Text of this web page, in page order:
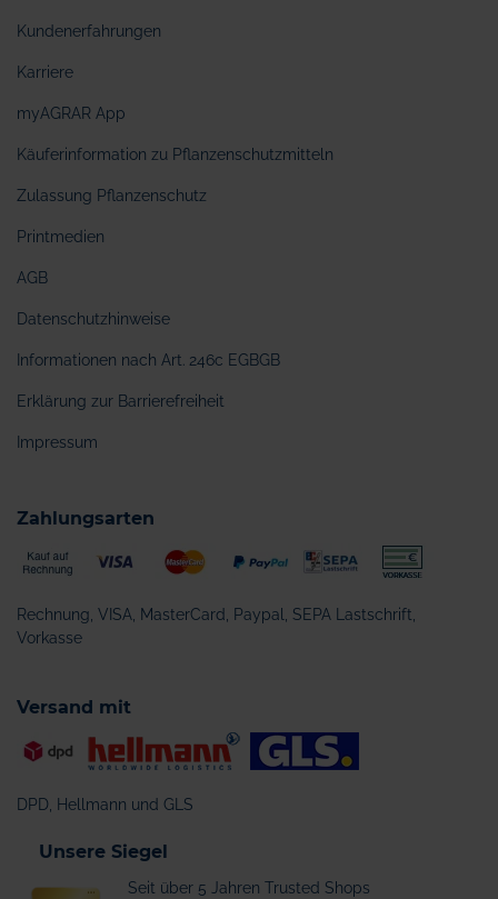
Kundenerfahrungen
Karriere
myAGRAR App
Käuferinformation zu Pflanzenschutzmitteln
Zulassung Pflanzenschutz
Printmedien
AGB
Datenschutzhinweise
Informationen nach Art. 246c EGBGB
Erklärung zur Barrierefreiheit
Impressum
Zahlungsarten
Rechnung, VISA, MasterCard, Paypal, SEPA Lastschrift,
Vorkasse
Versand mit
DPD, Hellmann und GLS
Unsere Siegel
Seit über 5 Jahren Trusted Shops